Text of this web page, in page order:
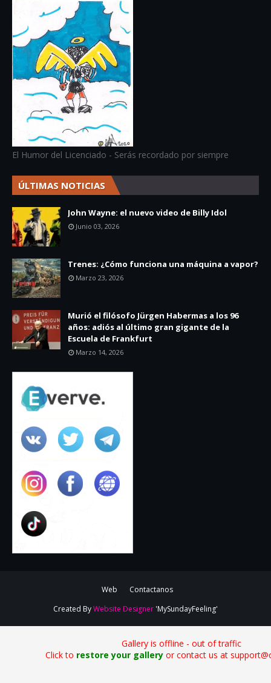
El Humor del Licenciado - Serás recordado por siempre
ÚLTIMAS NOTICIAS
John Wayne: el nuevo video de Billy Idol
Junio 03, 2026
Trenes: ¿Cómo funciona una máquina a vapor?
Marzo 23, 2026
Murió el filósofo Jürgen Habermas a los 96
años: adiós al último gran gigante de la
Escuela de Frankfurt
Marzo 14, 2026
Web
Contactanos
Created ByWebsite Designer 'MySundayFeeling'
Gallery is offline - out of traffic
Click to restore your galleryor contact us at